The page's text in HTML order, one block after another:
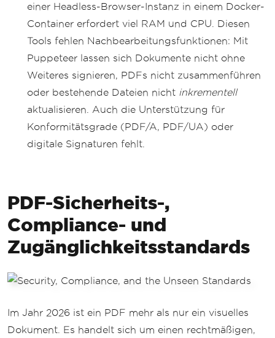
einer Headless-Browser-Instanz in einem Docker-
Container erfordert viel RAM und CPU. Diesen
Tools fehlen Nachbearbeitungsfunktionen: Mit
Puppeteer lassen sich Dokumente nicht ohne
Weiteres signieren, PDFs nicht zusammenführen
oder bestehende Dateien nicht inkrementell
aktualisieren. Auch die Unterstützung für
Konformitätsgrade (PDF/A, PDF/UA) oder
digitale Signaturen fehlt.
PDF-Sicherheits-,
Compliance- und
Zugänglichkeitsstandards
Im Jahr 2026 ist ein PDF mehr als nur ein visuelles
Dokument. Es handelt sich um einen rechtmäßigen,